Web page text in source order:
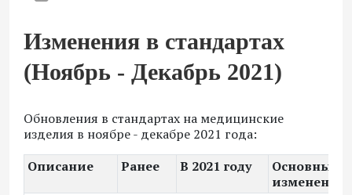
Изменения в стандартах
(Ноябрь - Декабрь 2021)
Обновления в стандартах на медицинские
изделия в ноябре - декабре 2021 года:
Описание
Ранее В 2021 году
Основные
изменения: